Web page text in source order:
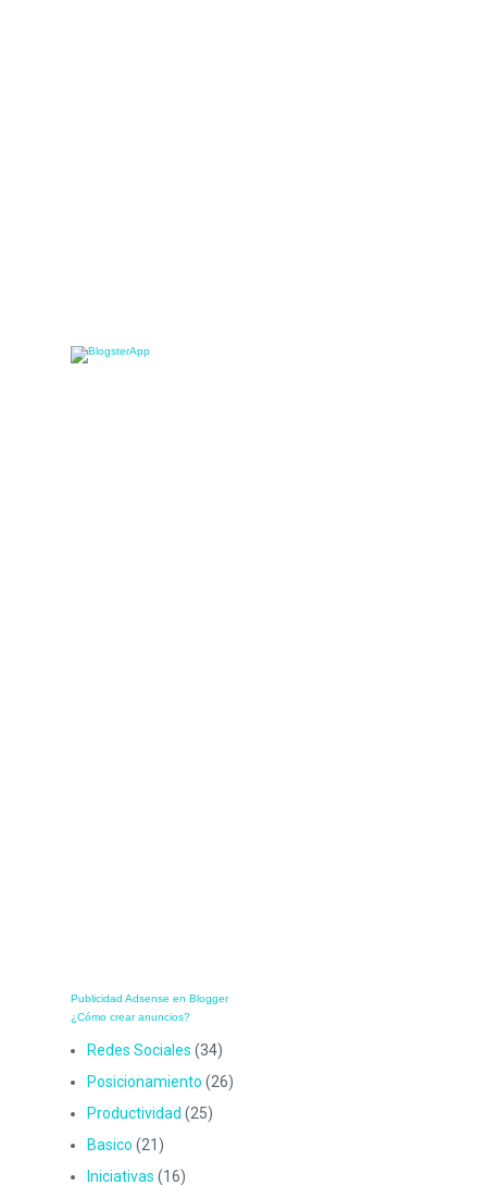
Publicidad Adsense en Blogger
¿Cómo crear anuncios?
Redes Sociales (34)
Posicionamiento (26)
Productividad (25)
Basico (21)
Iniciativas (16)